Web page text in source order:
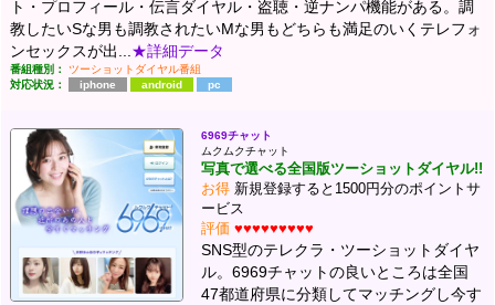
ト・プロフィール・伝言ダイヤル・盗聴・逆ナンパ機能がある。調
教したいSな男も調教されたいMな男もどちらも満足のいくテレフォ
ンセックスが出... ★詳細データ
番組種別：
ツーショットダイヤル番組
対応状況：
iphone android pc
6969チャット
ムクムクチャット
写真で選べる全国版ツーショットダイヤル!!
お得 新規登録すると1500円分のポイントサ
ービス
評価 ♥♥♥♥♥♥♥♥♥
SNS型のテレクラ・ツーショットダイヤ
ル。6969チャットの良いところは全国
47都道府県に分類してマッチングし今す